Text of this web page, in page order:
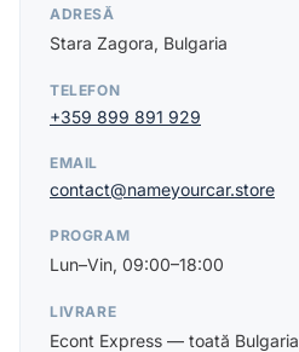
ADRESĂ
Stara Zagora, Bulgaria
TELEFON
+359 899 891 929
EMAIL
contact@nameyourcar.store
PROGRAM
Lun–Vin, 09:00–18:00
LIVRARE
Econt Express — toată Bulgaria